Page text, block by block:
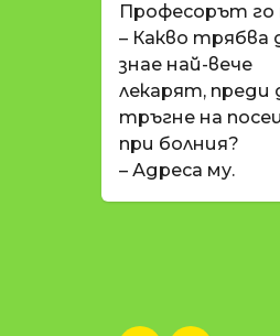
Професорът го
– Какво трябва
знае най-вече
лекарят, преди
тръгне на
при болния?
– Адреса му.